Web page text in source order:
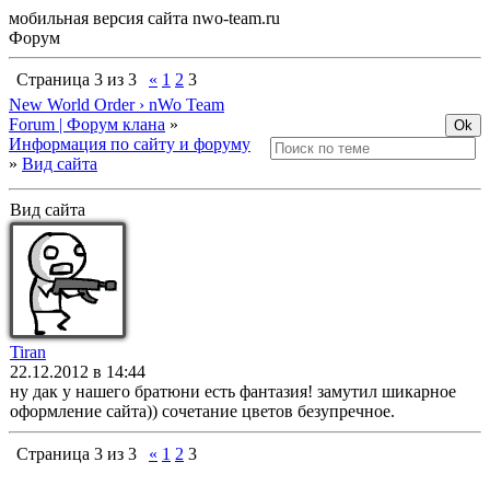
мобильная версия сайта nwo-team.ru
Форум
Страница 3 из 3 « 1 2 3
New World Order › nWo Team
Forum | Форум клана »
Информация по сайту и форуму
» Вид сайта
Вид сайта
Tiran
22.12.2012 в 14:44
ну дак у нашего братюни есть фантазия! замутил шикарное
оформление сайта)) сочетание цветов безупречное.
Страница 3 из 3 « 1 2 3